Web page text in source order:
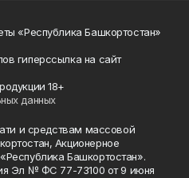
«Республика Башкортостан»
гиперссылка на сайт
18+
данных
и средствам массовой
Акционерное
Башкортостан».
Эл № ФС 77-73100 от 9 июня